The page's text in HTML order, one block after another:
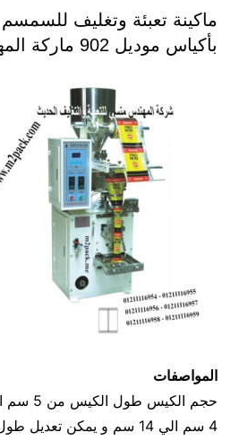
ماكينة تعبئة وتغليف
بأكياس موديل 902 ماركة المهندس منسى
المواصفات
4 سم الي 14 سم و يمكن